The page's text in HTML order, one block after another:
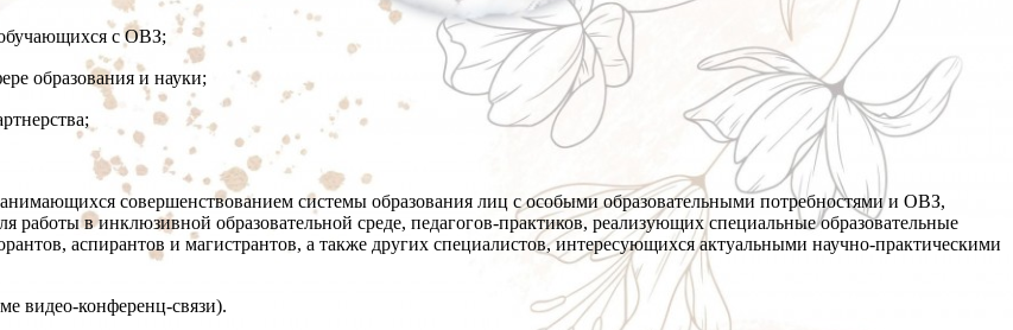
с ОВЗ;
образования и науки;
совершенствованием системы образования лиц с особыми образовательными потребностями и ОВЗ,
работы в инклюзивной образовательной среде, педагогов-практиков, реализующих специальные образовательные
аспирантов и магистрантов, а также других специалистов, интересующихся актуальными научно-практическими
видео-конференц-связи).